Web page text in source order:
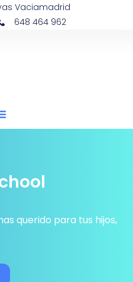
Vaciamadrid
648 464 962
querido para tus hijos,